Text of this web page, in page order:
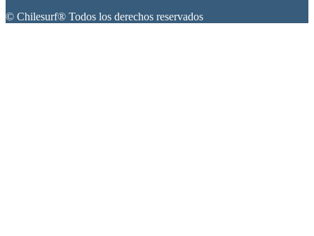
© Chilesurf® Todos los derechos reservados